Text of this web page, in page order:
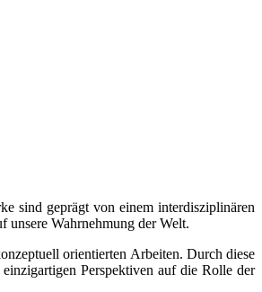
sind geprägt von einem interdisziplinären
unsere Wahrnehmung der Welt.
orientierten Arbeiten. Durch diese
Perspektiven auf die Rolle der